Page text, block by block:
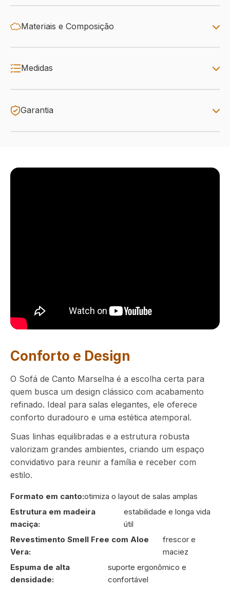
Materiais e Composição
Medidas
Garantia
Conforto e Design
O Sofá de Canto Marselha é a escolha certa para
quem busca um design clássico com acabamento
refinado. Ideal para salas elegantes, ele oferece
conforto duradouro e uma estética atemporal.
Suas linhas equilibradas e a estrutura robusta
valorizam grandes ambientes, criando um espaço
convidativo para reunir a família e receber com
estilo.
Formato em canto:otimiza o layout de salas amplas
Estrutura em madeira
maciça:
estabilidade e longa vida
útil
Revestimento Smell Free com Aloe
Vera:
frescor e
maciez
Espuma de alta
densidade:
suporte ergonômico e
confortável